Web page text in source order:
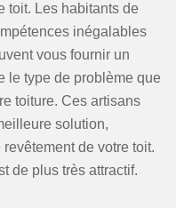
toit. Les habitants de
inégalables
vous fournir un
le type de problème que
toiture. Ces artisans
solution,
de votre toit.
de plus très attractif.